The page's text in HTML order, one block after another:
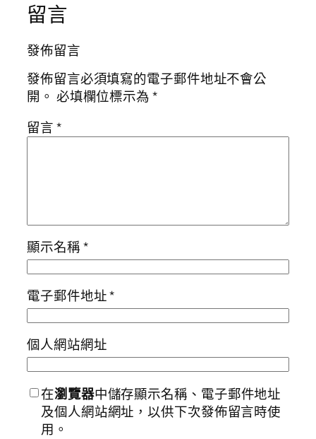
留言
發佈留言
發佈留言必須填寫的電子郵件地址不會公
開。 必填欄位標示為*
留言*
顯示名稱*
電子郵件地址*
個人網站網址
在瀏覽器中儲存顯示名稱、電子郵件地址
及個人網站網址，以供下次發佈留言時使
用。